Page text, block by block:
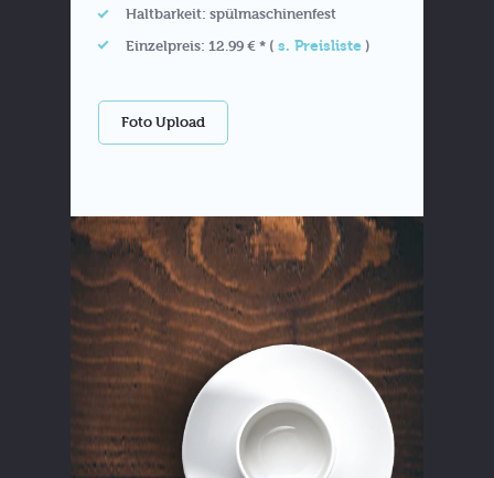
Haltbarkeit: spülmaschinenfest
Einzelpreis: 12.99 € * ( s. Preisliste )
Foto Upload